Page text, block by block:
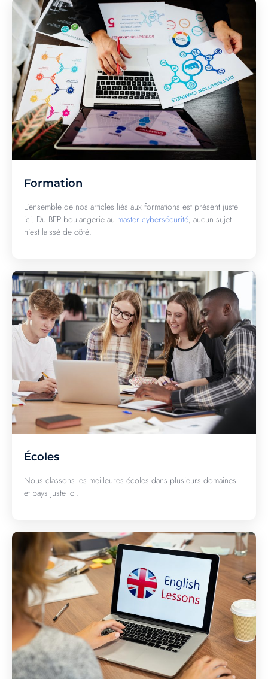
Formation
L’ensemble de nos articles liés aux formations est présent juste
ici. Du BEP boulangerie au master cybersécurité, aucun sujet
n’est laissé de côté.
Écoles
Nous classons les meilleures écoles dans plusieurs domaines
et pays juste ici.